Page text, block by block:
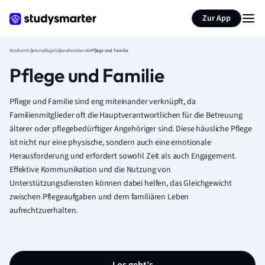
Zur App
StudiumKrankenpflegeGesundheitsberufePflege und Familie
Pflege und Familie
Pflege und Familie sind eng miteinander verknüpft, da
Familienmitglieder oft die Hauptverantwortlichen für die Betreuung
älterer oder pflegebedürftiger Angehöriger sind. Diese häusliche Pflege
ist nicht nur eine physische, sondern auch eine emotionale
Herausforderung und erfordert sowohl Zeit als auch Engagement.
Effektive Kommunikation und die Nutzung von
Unterstützungsdiensten können dabei helfen, das Gleichgewicht
zwischen Pflegeaufgaben und dem familiären Leben
aufrechtzuerhalten.